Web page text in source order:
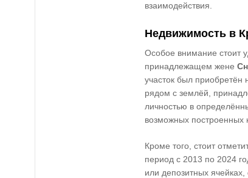
взаимодействия.
Недвижимость в
Особое внимание стоит
принадлежащем жене
участок был приобретён
рядом с землёй,
личностью в
возможных построенных
Кроме того, стоит
период с 2013 по 2024
или депозитных